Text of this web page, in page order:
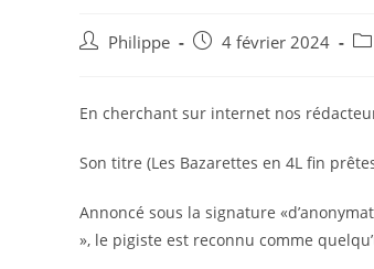
Auteur/autrice
publication :
Philippe
Post4 février 2024
Post
En cherchant sur internet nos
Son titre (Les Bazarettes en 4L fin
Annoncé sous la signature «d’anonymat
», le pigiste est reconnu comme